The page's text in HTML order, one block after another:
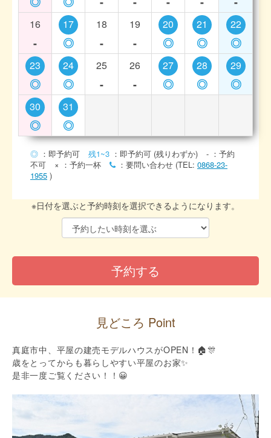
16
-
17
◎
18
-
19
-
20
◎
21
◎
22
◎
23
◎
24
◎
25
-
26
-
27
◎
28
◎
29
◎
30
◎
31
◎
◎ ：即予約可 残1~3 ：即予約可 (残りわずか) - ：予約
不可
× ：予約一杯 ：要問い合わせ (TEL: 0868-23-
1955 )
※日付を選ぶと予約時刻を選択できるようになります。
見どころ Point
真庭市中、平屋の建売モデルハウスがOPEN！🏠🎊
歳をとってからも暮らしやすい平屋のお家✨
是非一度ご覧ください！！😀